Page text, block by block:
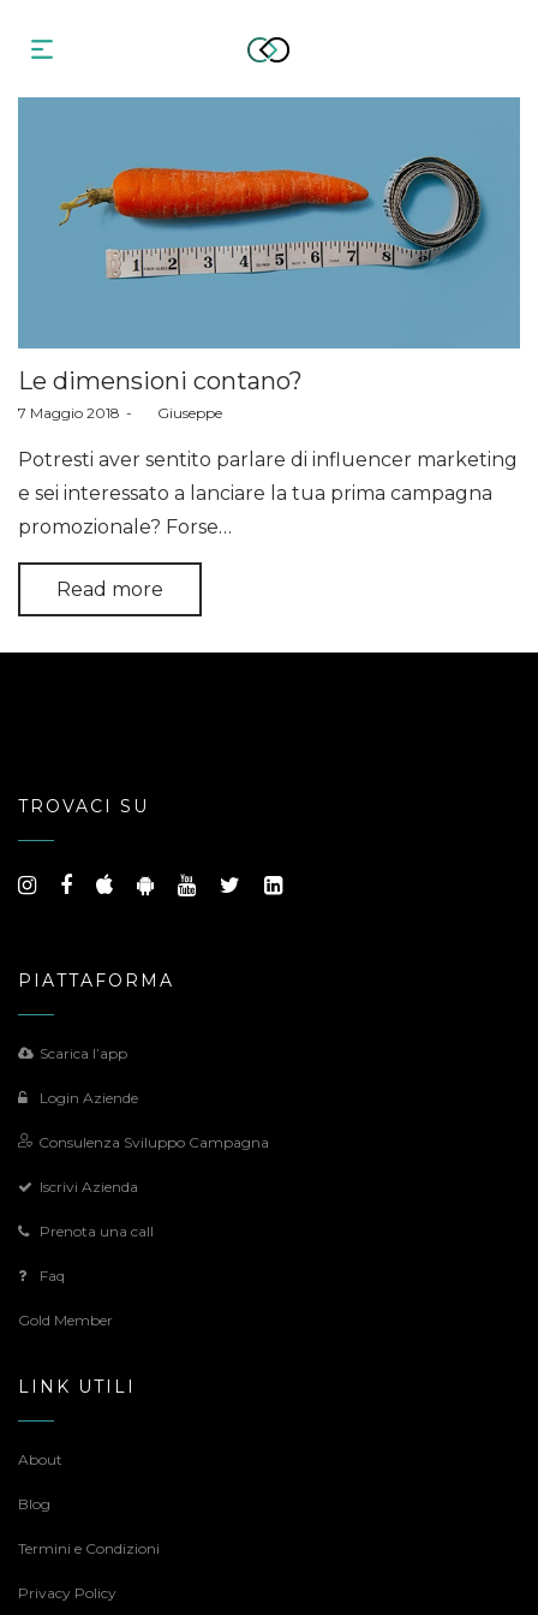
Le dimensioni contano?
Posted
7 Maggio 2018 Giuseppe
Potresti aver sentito parlare di influencer marketing
e sei interessato a lanciare la tua prima campagna
promozionale? Forse…
Read more
TROVACI SU
PIATTAFORMA
Scarica l’app
Login Aziende
Consulenza Sviluppo Campagna
Iscrivi Azienda
Prenota una call
Faq
Gold Member
LINK UTILI
About
Blog
Termini e Condizioni
Privacy Policy